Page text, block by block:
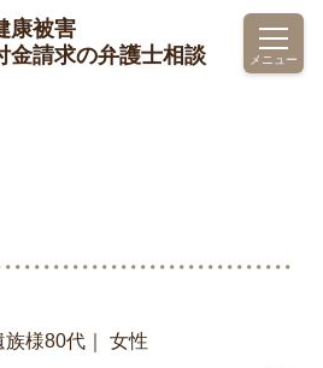
康被害
金請求の弁護士相談
メニュー
死亡
族様80代 女性